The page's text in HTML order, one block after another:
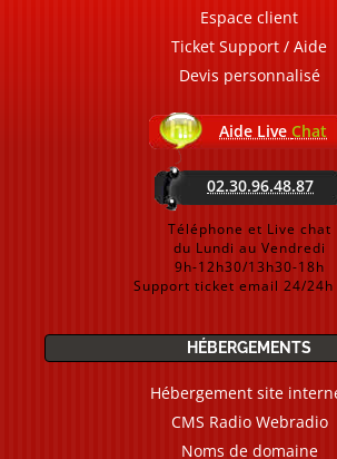
Espace client
Ticket Support / Aide
Devis personnalisé
Aide Live Chat
02.30.96.48.87
Téléphone et Live chat
du Lundi au Vendredi
9h-12h30/13h30-18h
Support ticket email 24/24h
HÉBERGEMENTS
Hébergement site
CMS Radio Webradio
Noms de domaine